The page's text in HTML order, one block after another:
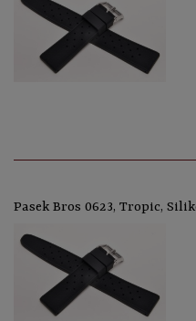
Pasek Bros 0623, Tropic,